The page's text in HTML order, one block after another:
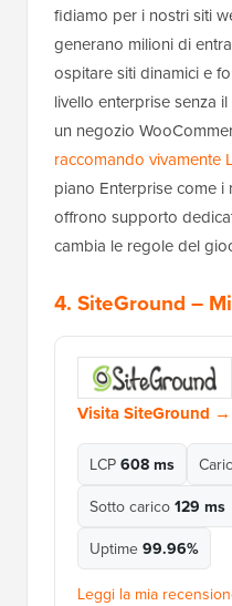
fidiamo per i nostri siti
generano milioni di
ospitare siti dinamici e
livello enterprise senza
un negozio
raccomando vivamente
piano Enterprise come
offrono supporto
cambia le regole del
4. SiteGround –
Visita SiteGround →
LCP 608 ms
Sotto carico 129 ms
Uptime 99.96%
Leggi la mia